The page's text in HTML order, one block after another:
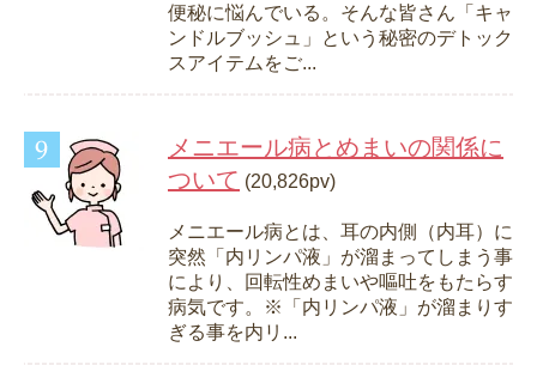
便秘に悩んでいる。そんな皆さん「キャ
ンドルブッシュ」という秘密のデトック
スアイテムをご...
メニエール病とめまいの関係に
ついて (20,826pv)
メニエール病とは、耳の内側（内耳）に
突然「内リンパ液」が溜まってしまう事
により、回転性めまいや嘔吐をもたらす
病気です。※「内リンパ液」が溜まりす
ぎる事を内リ...